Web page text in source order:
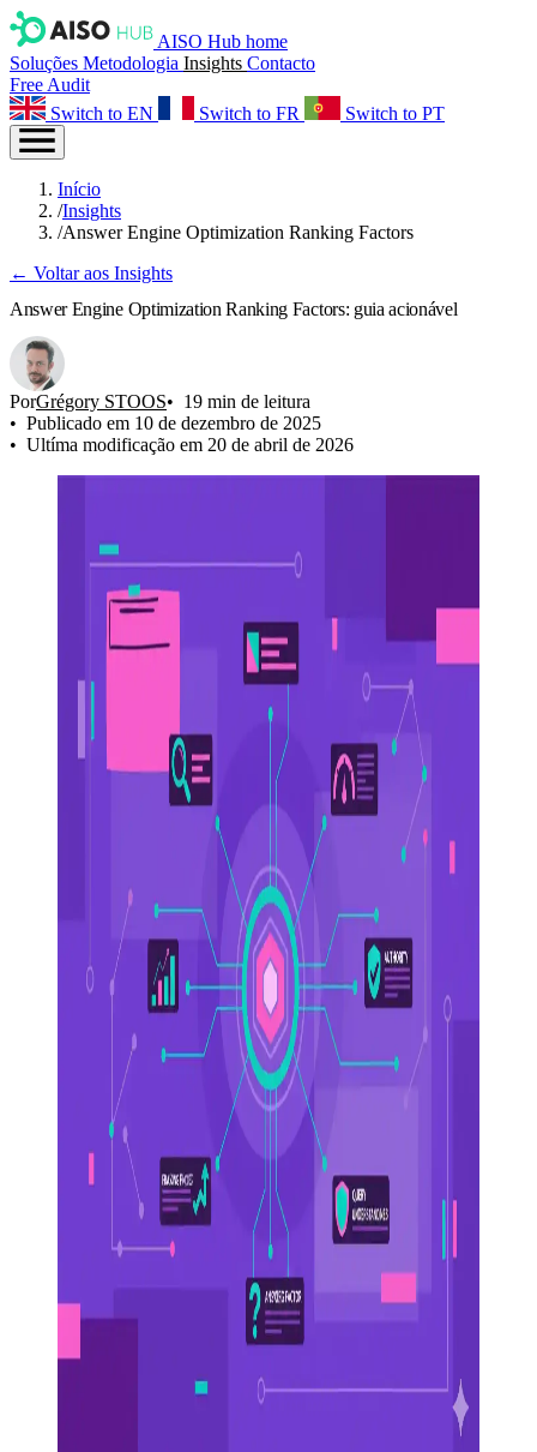
AISO Hub home
Soluções Metodologia Insights Contacto
Free Audit
Switch to EN
Switch to FR Switch to PT
Início
/Insights
/Answer Engine Optimization Ranking Factors
← Voltar aos Insights
Answer Engine Optimization Ranking Factors: guia acionável
PorGrégory STOOS
19 min de leitura
Publicado em 10 de dezembro de 2025
Ultíma modificação em 20 de abril de 2026